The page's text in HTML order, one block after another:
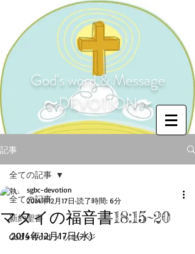
God's word & Message
〜DEVOTION〜
記事
全ての記事
新約聖書
God's Word メッセージ
全ての記事
マタイの福音書18:15~20
sgbc-devotion
2014年12月17日 読了時間: 6分
2014年12月17日(水)